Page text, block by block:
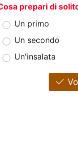
prepari di
Un primo
Un secondo
Un'insalata